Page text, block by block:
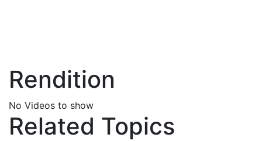
Rendition
No Videos to show
Related Topics